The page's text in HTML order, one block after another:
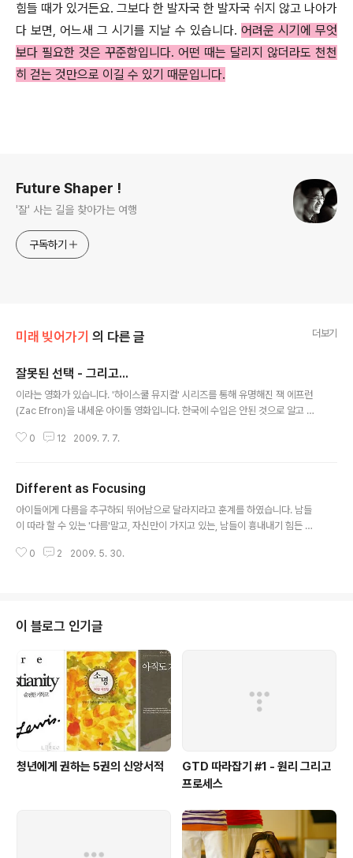
힘들 때가 있거든요. 그보다 한 발자국 한 발자국 쉬지 않고 나아가
다 보면, 어느새 그 시기를 지날 수 있습니다. 어려운 시기에 무엇
보다 필요한 것은 꾸준함입니다. 어떤 때는 달리지 않더라도 천천
히 걷는 것만으로 이길 수 있기 때문입니다.
Future Shaper !
'잘' 사는 길을 찾아가는 여행
구독하기
미래 빚어가기 의 다른 글 더보기
잘못된 선택 - 그리고...
이라는 영화가 있습니다. '하이스쿨 뮤지컬' 시리즈를 통해 유명해진 잭 에프런
(Zac Efron)을 내세운 아이돌 영화입니다. 한국에 수입은 안된 것으로 알고 있
소녀를 위한 영화일 뿐입니다. 주인공 마이크는 고등학교때 잘나가는 농구선수
있지요. 그런데 하필 이때 여자친구(스칼렛)가 아기를 가진 것을 압니다. 아기를
없애겠다고 떠나는 스칼렛을 보던 마이크는 경기를 포기하고 여자를 좇아갑니
다. 성공대신 여자를 택한 것이지요. 시간은 흘러 성인이 된 마이크를 보여줍니
0 12 2009. 7. 7.
Different as Focusing
아이들에게 다름을 추구하되 뛰어남으로 달라지라고 훈계를 하였습니다. 남들
이 따라 할 수 있는 '다름'말고, 자신만이 가지고 있는, 남들이 흉내내기 힘든 뛰
닙니다. 두드러지게 뛰어난다는 것은 아웃라이어가 된다는 것인데, 아웃라이어
기가 쉽습니다. 최근에 읽고 있는 책이 입니다. 어느날 문득 생각해내고 좋아했
던 시간관리의 파레토법칙을 나보다 먼저 발견한 ㅡ.ㅡ 리차드 코치(Richard K
och)의 책입니다. 이..
0 2 2009. 5. 30.
이 블로그 인기글
청년에게 권하는 5권의 신앙서적
GTD 따라잡기 #1 - 원리 그리고
프로세스